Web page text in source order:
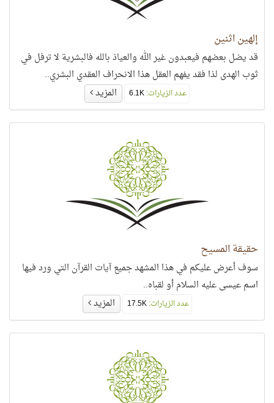
إلهين اثنين
قد يضل بعضهم فيعبدون غير الله والعياذ بالله فالبشرية لا ترفل في
ثوب الهدى لذا فقد يفهم العقل هذا الانحراف العقدي البشري..
عدد الزيارات: المزيد
حقيقة المسيح
سوف أعرض عليكم في هذا المشهد جميع آيات القرآن التي ورد فيها
اسم عيسى عليه السلام أو لقباه..
عدد الزيارات:17.5K المزيد